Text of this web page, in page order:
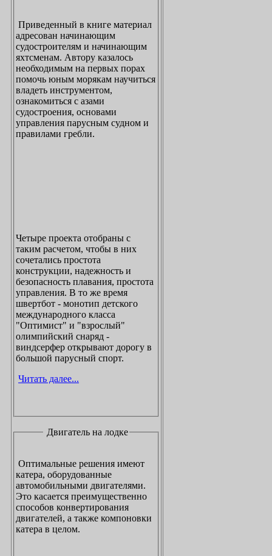
Приведенный в книге материал
адресован начинающим
судостроителям и начинающим
яхтсменам. Автору казалось
необходимым на первых порах
помочь юным морякам научиться
владеть инструментом,
ознакомиться с азами
судостроения, основами
управления парусным судном и
правилами гребли.
Четыре проекта отобраны с
таким расчетом, чтобы в них
сочетались простота
конструкции, надежность и
безопасность плавания, простота
управления. В то же время
швертбот - монотип детского
международного класса
"Оптимист" и "взрослый"
олимпийский снаряд -
виндсерфер открывают дорогу в
большой парусный спорт.
Читать далее...
Двигатель на лодке
Оптимальные решения имеют
катера, оборудованные
автомобильными двигателями.
Это касается преимущественно
способов конвертирования
двигателей, а также компоновки
катера в целом.